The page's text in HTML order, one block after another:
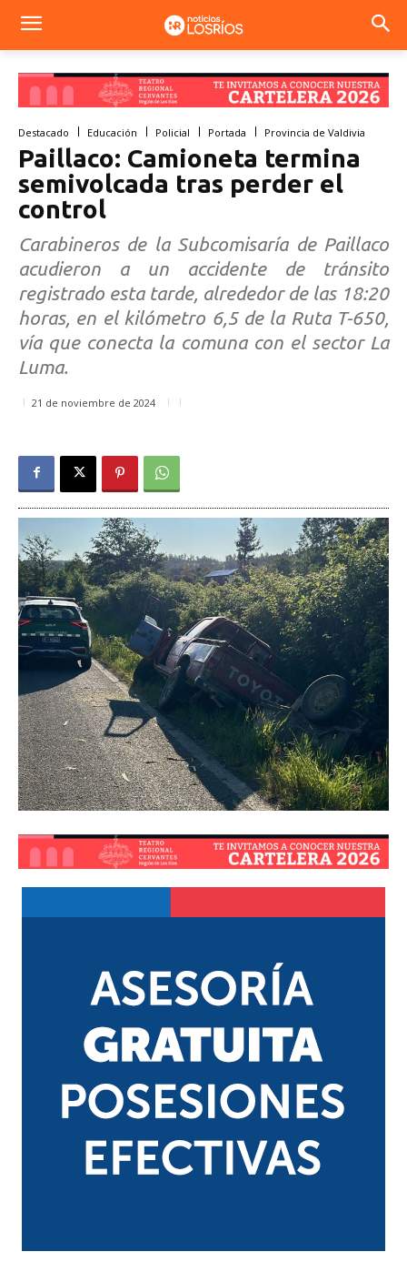
Destacado Educación Policial Portada Provincia de Valdivia
Paillaco: Camioneta termina
semivolcada tras perder el
control
Carabineros de la Subcomisaría de Paillaco
acudieron a un accidente de tránsito
registrado esta tarde, alrededor de las 18:20
horas, en el kilómetro 6,5 de la Ruta T-650,
vía que conecta la comuna con el sector La
Luma.
21 de noviembre de 2024